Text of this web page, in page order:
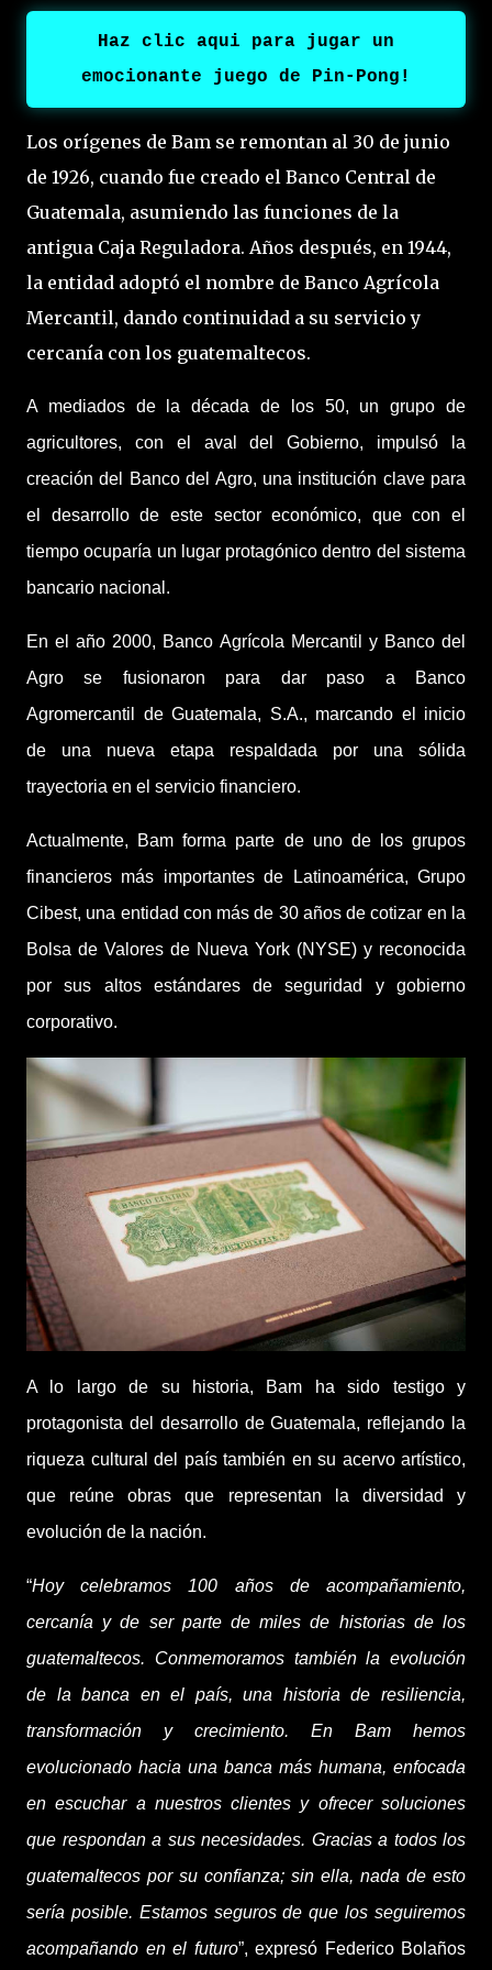
Haz clic aqui para jugar un
emocionante juego de Pin-Pong!
Los orígenes de Bam se remontan al 30 de junio
de 1926, cuando fue creado el Banco Central de
Guatemala, asumiendo las funciones de la
antigua Caja Reguladora. Años después, en 1944,
la entidad adoptó el nombre de Banco Agrícola
Mercantil, dando continuidad a su servicio y
cercanía con los guatemaltecos.
A mediados de la década de los 50, un grupo de
agricultores, con el aval del Gobierno, impulsó la
creación del Banco del Agro, una institución clave para
el desarrollo de este sector económico, que con el
tiempo ocuparía un lugar protagónico dentro del sistema
bancario nacional.
En el año 2000, Banco Agrícola Mercantil y Banco del
Agro se fusionaron para dar paso a Banco
Agromercantil de Guatemala, S.A., marcando el inicio
de una nueva etapa respaldada por una sólida
trayectoria en el servicio financiero.
Actualmente, Bam forma parte de uno de los grupos
financieros más importantes de Latinoamérica, Grupo
Cibest, una entidad con más de 30 años de cotizar en la
Bolsa de Valores de Nueva York (NYSE) y reconocida
por sus altos estándares de seguridad y gobierno
corporativo.
A lo largo de su historia, Bam ha sido testigo y
protagonista del desarrollo de Guatemala, reflejando la
riqueza cultural del país también en su acervo artístico,
que reúne obras que representan la diversidad y
evolución de la nación.
“Hoy celebramos 100 años de acompañamiento,
cercanía y de ser parte de miles de historias de los
guatemaltecos. Conmemoramos también la evolución
de la banca en el país, una historia de resiliencia,
transformación y crecimiento. En Bam hemos
evolucionado hacia una banca más humana, enfocada
en escuchar a nuestros clientes y ofrecer soluciones
que respondan a sus necesidades. Gracias a todos los
guatemaltecos por su confianza; sin ella, nada de esto
sería posible. Estamos seguros de que los seguiremos
acompañando en el futuro”, expresó Federico Bolaños